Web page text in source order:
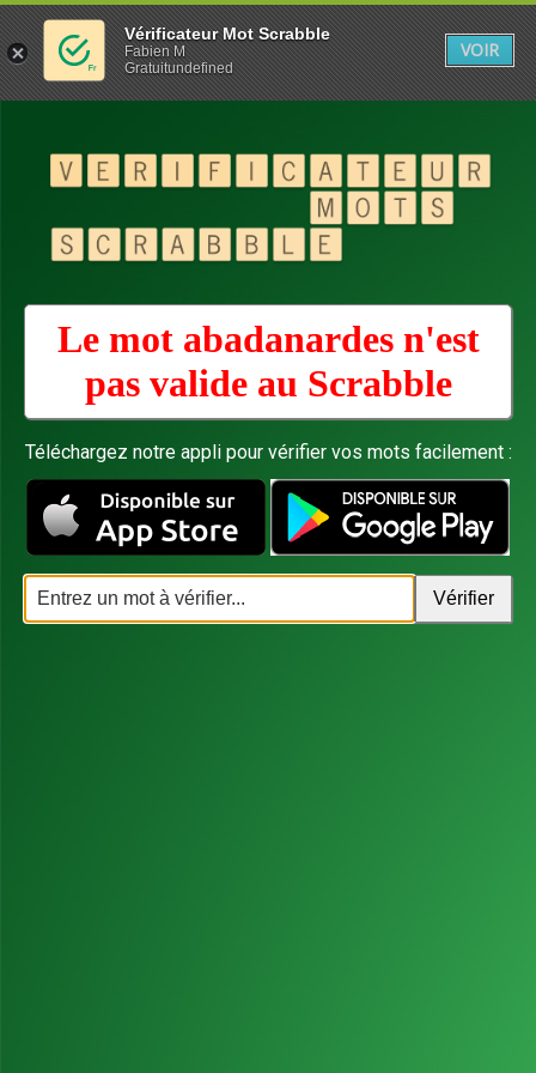
Le mot abadanardes n'est
pas valide au Scrabble
Téléchargez notre appli pour vérifier vos mots facilement :
Vérificateur Mot Scrabble
Fabien M
Gratuitundefined
VOIR